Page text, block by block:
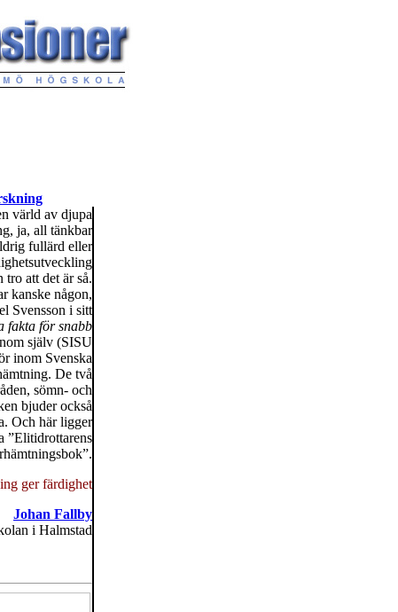
värld av djupa
ja, all tänkbar
fullärd eller
tro att det är så.
kanske någon,
Svensson i sitt
fakta för snabb
själv (SISU
inom Svenska
De två
sömn- och
bjuder också
Och här ligger
”Elitidrottarens
ger färdighet
Johan Fallby
i Halmstad